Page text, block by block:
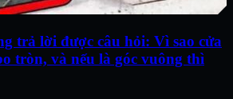
trả lời được câu hỏi: Vì sao cửa
tròn, và nếu là góc vuông thì